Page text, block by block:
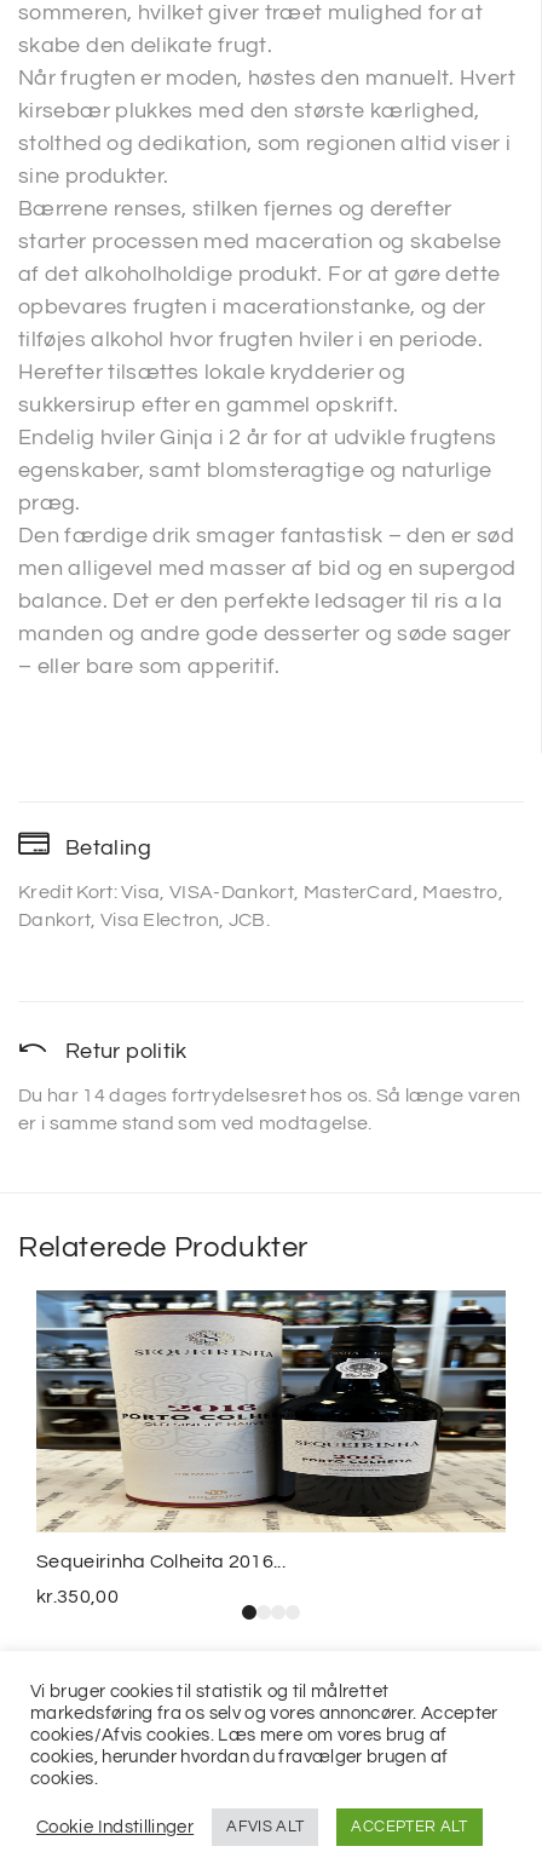
sommeren, hvilket giver træet mulighed for at
skabe den delikate frugt.
Når frugten er moden, høstes den manuelt. Hvert
kirsebær plukkes med den største kærlighed,
stolthed og dedikation, som regionen altid viser i
sine produkter.
Bærrene renses, stilken fjernes og derefter
starter processen med maceration og skabelse
af det alkoholholdige produkt. For at gøre dette
opbevares frugten i macerationstanke, og der
tilføjes alkohol hvor frugten hviler i en periode.
Herefter tilsættes lokale krydderier og
sukkersirup efter en gammel opskrift.
Endelig hviler Ginja i 2 år for at udvikle frugtens
egenskaber, samt blomsteragtige og naturlige
præg.
Den færdige drik smager fantastisk – den er sød
men alligevel med masser af bid og en supergod
balance. Det er den perfekte ledsager til ris a la
manden og andre gode desserter og søde sager
– eller bare som apperitif.
Betaling
Kredit Kort: Visa, VISA-Dankort, MasterCard, Maestro,
Dankort, Visa Electron, JCB.
Retur politik
Du har 14 dages fortrydelsesret hos os. Så længe varen
er i samme stand som ved modtagelse.
Relaterede Produkter
Sequeirinha Colheita 2016...
kr.350,00
Vi bruger cookies til statistik og til målrettet
markedsføring fra os selv og vores annoncører. Accepter
cookies/Afvis cookies. Læs mere om vores brug af
cookies, herunder hvordan du fravælger brugen af
cookies.
Cookie Indstillinger AFVIS ALT ACCEPTER ALT